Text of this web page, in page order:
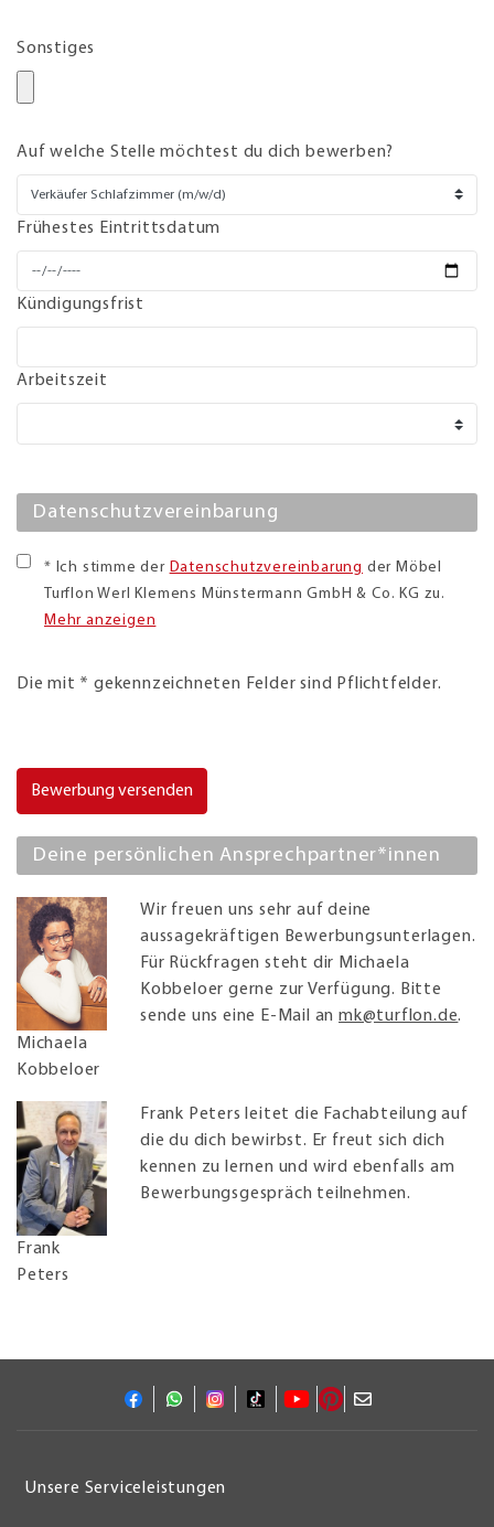
Sonstiges
Auf welche Stelle möchtest du dich bewerben?
Frühestes Eintrittsdatum
Kündigungsfrist
Arbeitszeit
Datenschutzvereinbarung
* Ich stimme der Datenschutzvereinbarung der Möbel
Turflon Werl Klemens Münstermann GmbH & Co. KG zu.
Mehr anzeigen
Die mit * gekennzeichneten Felder sind Pflichtfelder.
Bewerbung versenden
Deine persönlichen Ansprechpartner*innen
Michaela
Kobbeloer
Wir freuen uns sehr auf deine
aussagekräftigen Bewerbungsunterlagen.
Für Rückfragen steht dir Michaela
Kobbeloer gerne zur Verfügung. Bitte
sende uns eine E-Mail anmk@turflon.de.
Frank
Peters
Frank Peters leitet die Fachabteilung auf
die du dich bewirbst. Er freut sich dich
kennen zu lernen und wird ebenfalls am
Bewerbungsgespräch teilnehmen.
Unsere Serviceleistungen